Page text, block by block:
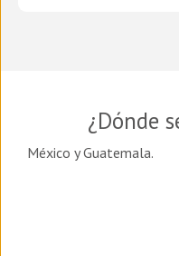
¿Dónde
México y Guatemala.